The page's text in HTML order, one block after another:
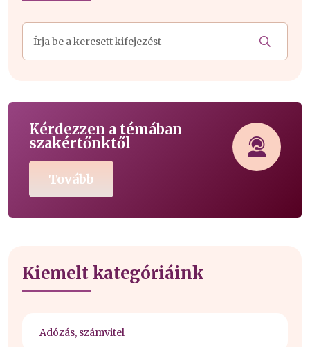
Kérdezzen a témában
szakértőnktől
Tovább
Kiemelt kategóriáink
Adózás, számvitel